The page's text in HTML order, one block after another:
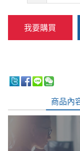
我要購買
商品內